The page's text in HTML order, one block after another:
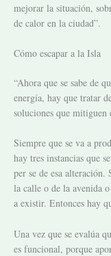
mejorar la situación,
de calor en la ciudad”.
Cómo escapar a la Isla
“Ahora que se sabe de
energía, hay que tratar
soluciones que mitiguen
Siempre que se va a
hay tres instancias que
per se de esa
la calle o de la avenida
a existir. Entonces hay
Una vez que se evalúa
es funcional, porque